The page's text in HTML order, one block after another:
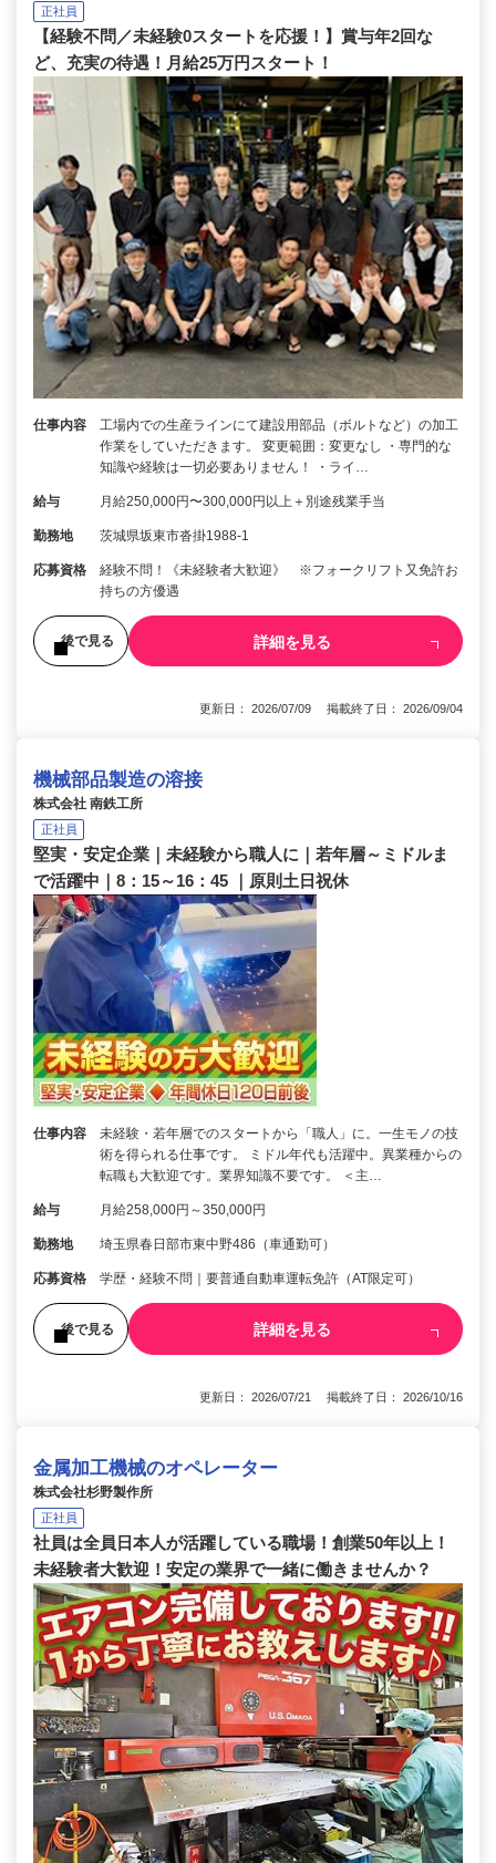
正社員
【経験不問／未経験0スタートを応援！】賞与年2回な
ど、充実の待遇！月給25万円スタート！
仕事内容
工場内での生産ラインにて建設用部品（ボルトなど）の加工
作業をしていただきます。 変更範囲：変更なし ・専門的な
知識や経験は一切必要ありません！ ・ライ…
給与 月給250,000円〜300,000円以上＋別途残業手当
勤務地 茨城県坂東市沓掛1988-1
応募資格
経験不問！《未経験者大歓迎》 ※フォークリフト又免許お
持ちの方優遇
後で見る 詳細を見る
更新日： 2026/07/09 掲載終了日： 2026/09/04
機械部品製造の溶接
株式会社 南鉄工所
正社員
堅実・安定企業｜未経験から職人に｜若年層～ミドルま
で活躍中｜8：15～16：45 ｜原則土日祝休
仕事内容
未経験・若年層でのスタートから「職人」に。一生モノの技
術を得られる仕事です。 ミドル年代も活躍中。異業種からの
転職も大歓迎です。業界知識不要です。 ＜主…
給与 月給258,000円～350,000円
勤務地 埼玉県春日部市東中野486（車通勤可）
応募資格 学歴・経験不問｜要普通自動車運転免許（AT限定可）
後で見る 詳細を見る
更新日： 2026/07/21 掲載終了日： 2026/10/16
金属加工機械のオペレーター
株式会社杉野製作所
正社員
社員は全員日本人が活躍している職場！創業50年以上！
未経験者大歓迎！安定の業界で一緒に働きませんか？